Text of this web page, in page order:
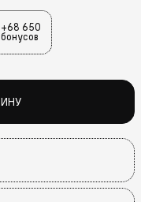
+68 650
бонусов